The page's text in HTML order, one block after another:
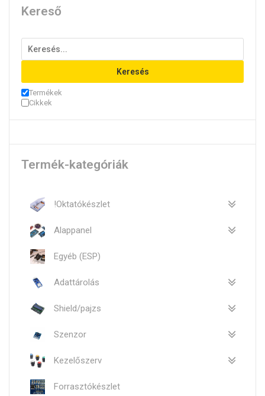
Kereső
Keresés
Termékek
Cikkek
Termék-kategóriák
!Oktatókészlet
Alappanel
Egyéb (ESP)
Adattárolás
Shield/pajzs
Szenzor
Kezelőszerv
Forrasztókészlet